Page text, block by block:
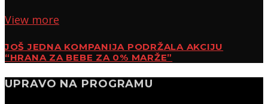
View more
JOŠ JEDNA KOMPANIJA PODRŽALA AKCIJU
“HRANA ZA BEBE ZA 0% MARŽE”
UPRAVO NA PROGRAMU